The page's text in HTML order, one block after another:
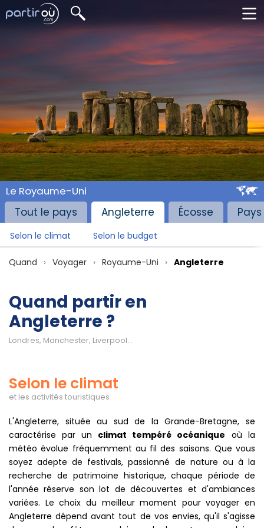
Le Royaume-Uni
Tout le pays
Angleterre Écosse
Selon le climat Selon le budget
Quand Voyager Royaume-Uni Angleterre
Quand partir en
Angleterre ?
Londres, Manchester, Liverpool...
Selon le climat
et les activités touristiques
L'Angleterre, située au sud de la Grande-Bretagne, se
caractérise par un climat tempéré océanique où la
météo évolue fréquemment au fil des saisons. Que vous
soyez adepte de festivals, passionné de nature ou à la
recherche de patrimoine historique, chaque période de
l'année réserve son lot de découvertes et d'ambiances
variées. Le choix du meilleur moment pour voyager en
Angleterre dépend avant tout de vos envies, qu'il s'agisse